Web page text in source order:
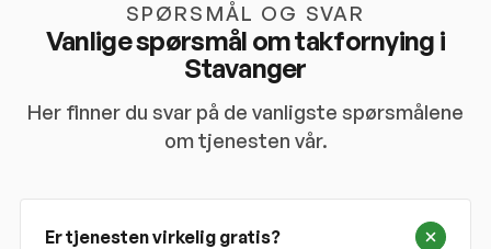
SPØRSMÅL OG SVAR
Vanlige spørsmål om takfornying i
Stavanger
Her finner du svar på de vanligste spørsmålene
om tjenesten vår.
Er tjenesten virkelig gratis?